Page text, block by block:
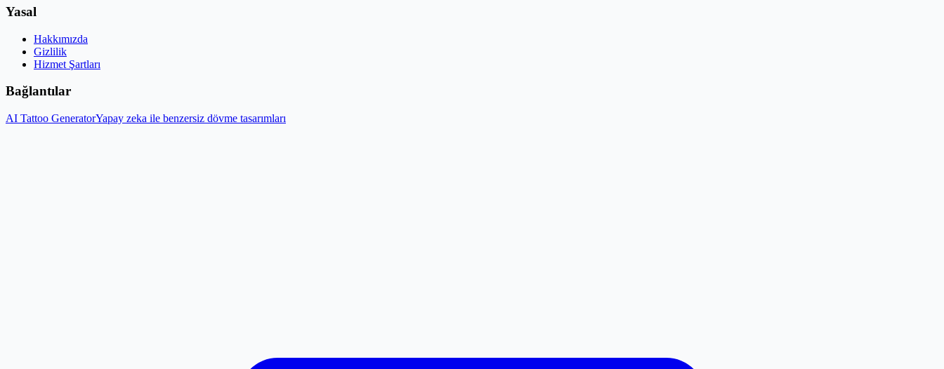
Yasal
Hakkımızda
Gizlilik
Hizmet Şartları
Bağlantılar
AI Tattoo GeneratorYapay zeka ile benzersiz dövme tasarımları